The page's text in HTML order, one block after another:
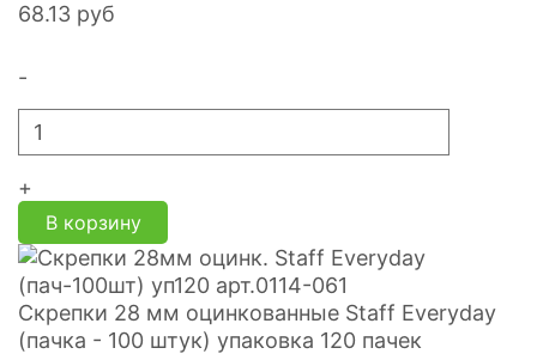
68.13 руб
-
+
В корзину
Скрепки 28 мм оцинкованные Staff Everyday
(пачка - 100 штук) упаковка 120 пачек